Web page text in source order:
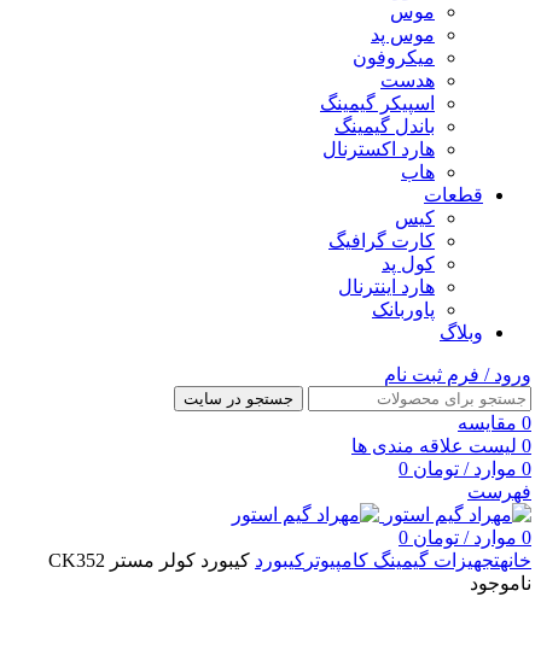
موس
موس پد
میکروفون
هدست
اسپیکر گیمینگ
باندل گیمینگ
هارد اکسترنال
هاب
قطعات
کیس
کارت گرافیگ
کول پد
هارد اینترنال
پاوربانک
وبلاگ
ورود / فرم ثبت نام
جستجو در سایت
0 مقایسه
0 لیست علاقه مندی ها
0 موارد / تومان
فهرست
0 موارد / تومان
خانهتجهیزات گیمینگ کامپیوتر کیبورد کیبورد کولر مستر CK352
ناموجود